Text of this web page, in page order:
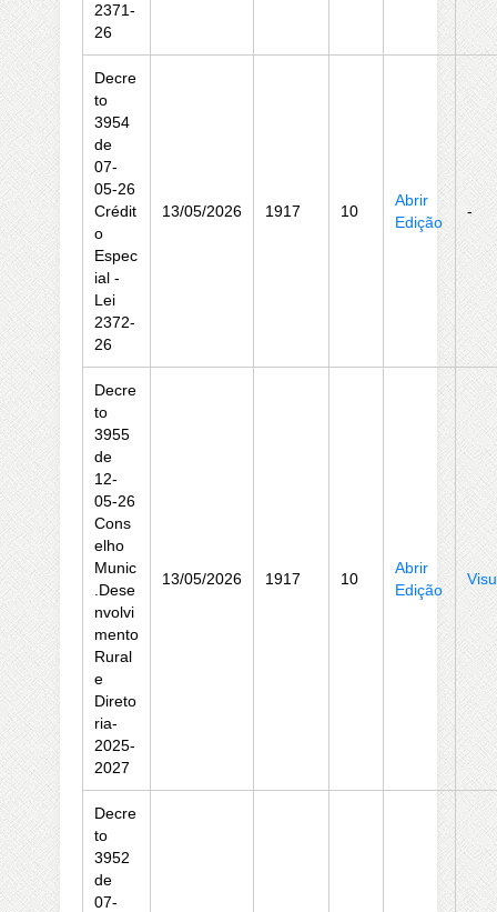
2371-
26
Decre
to
3954
de
07-
05-26
Crédit
o
Espec
ial -
Lei
2372-
26
13/05/2026 1917 10
Abrir
Edição
-
Decre
to
3955
de
12-
05-26
Cons
elho
Munic
.Dese
nvolvi
mento
Rural
e
Direto
ria-
2025-
2027
13/05/2026 1917 10
Abrir
Edição
Decre
to
3952
de
07-